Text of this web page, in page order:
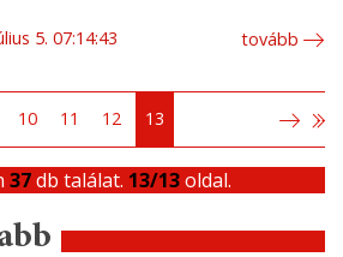
5. 07:14:43 tovább
10 11 12 13
37db találat. 13/13oldal.